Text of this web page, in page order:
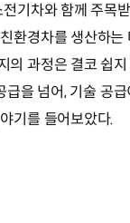
기차와 함께 주목
환경차를 생산하
의 과정은 결코 쉽
을 넘어, 기술 공
기를 들어보았다.